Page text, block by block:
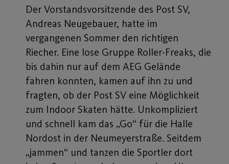
Der Vorstandsvorsitzende des Post SV,
Andreas Neugebauer, hatte im
vergangenen Sommer den richtigen
Riecher. Eine lose Gruppe Roller-Freaks, die
bis dahin nur auf dem AEG Gelände
fahren konnten, kamen auf ihn zu und
fragten, ob der Post SV eine Möglichkeit
zum Indoor Skaten hätte. Unkompliziert
und schnell kam das „Go“ für die Halle
Nordost in der Neumeyerstraße. Seitdem
„jammen“ und tanzen die Sportler dort